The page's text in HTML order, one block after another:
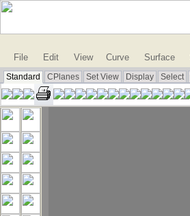
Standard CPlanes Set View Display Select
File Edit View Curve Surface